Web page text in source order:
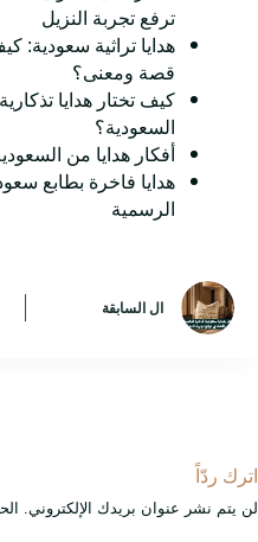
ترفع تجربة النزيل
هدايا تراثية سعودية:
قصة ومعنى؟
كيف تختار هدايا
السعودية؟
أفكار هدايا من
هدايا فاخرة بطابع
الرسمية
ال السابقة
اترك ردّاً
لن يتم نشر عنوان بريدك الإلكتروني.